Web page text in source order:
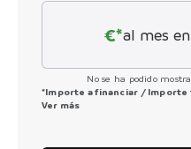
€*al mes en
No se ha podido
*Importe a financiar / Importe
Ver más